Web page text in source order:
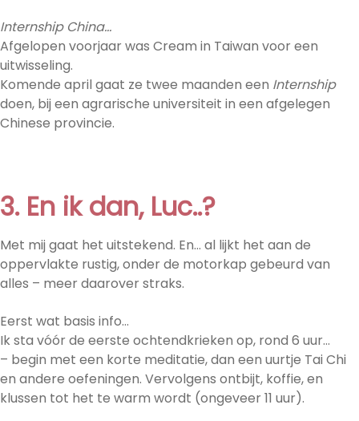
Internship China…
Afgelopen voorjaar was Cream in Taiwan voor een
uitwisseling.
Komende april gaat ze twee maanden een Internship
doen, bij een agrarische universiteit in een afgelegen
Chinese provincie.
3. En ik dan, Luc..?
Met mij gaat het uitstekend. En… al lijkt het aan de
oppervlakte rustig, onder de motorkap gebeurd van
alles – meer daarover straks.
Eerst wat basis info…
Ik sta vóór de eerste ochtendkrieken op, rond 6 uur…
– begin met een korte meditatie, dan een uurtje Tai Chi
en andere oefeningen. Vervolgens ontbijt, koffie, en
klussen tot het te warm wordt (ongeveer 11 uur).